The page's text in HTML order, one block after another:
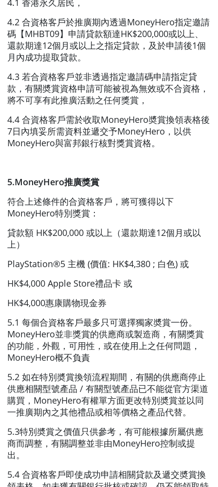
4.1 香港永久居民，
4.2 合資格客戶於推廣期內透過MoneyHero指定邀請
碼【MHBT09】申請貸款額達HK$200,000或以上、
還款期達12個月或以上之指定貸款，及於申請後1個
月內成功提取貸款。
4.3 若合資格客戶並非透過指定邀請碼申請指定貸
款，有關奬賞資格申請可能被視為無效或不合資格，
將不可享有此推廣活動之任何獎賞，
4.4 合資格客戶需於收取MoneyHero奬賞換領表格後
7日內填妥所需資料並遞交予MoneyHero，以供
MoneyHero與富邦銀行核對獎賞資格。
5.MoneyHero推廣獎賞
符合上述條件的合資格客戶，將可獲得以下
MoneyHero特別獎賞：
貸款額 HK$200,000 或以上（還款期達12個月或以
上）
PlayStation®5 主機 (價值: HK$4,380 ; 白色) 或
HK$4,000 Apple Store禮品卡 或
HK$4,000惠康購物現金券
5.1 每個合資格客戶最多只可選擇獨家奬賞一份。
MoneyHero並非獎賞的供應商或製造商，有關獎賞
的功能，外觀，可用性，或在使用上之任何問題，
MoneyHero概不負責
5.2 如在特別奬賞換領流程期間，有關的供應商停止
供應相關型號產品 / 有關型號產品已不能從官方渠道
購買，MoneyHero有權單方面更改特別奬賞並以同
一推廣期內之其他禮品或相等價格之產品代替。
5.3特別奬賞之價值只供參考，有可能根據所屬供應
商而調整，有關調整並非由MoneyHero控制或提
出。
5.4 合資格客戶即使成功申請相關貸款及遞交奬賞換